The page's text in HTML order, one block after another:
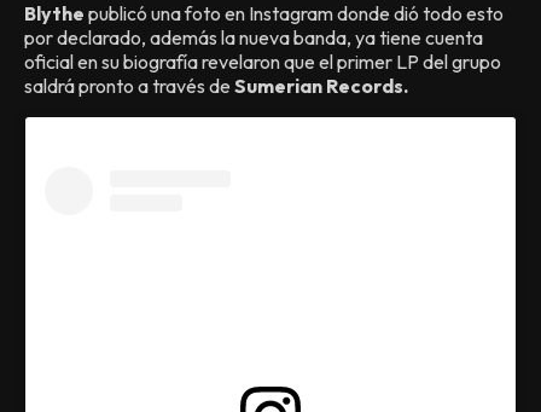
Blythe publicó una foto en Instagram donde dió todo esto
por declarado, además la nueva banda, ya tiene cuenta
oficial en su biografía revelaron que el primer LP del grupo
saldrá pronto a través de Sumerian Records.